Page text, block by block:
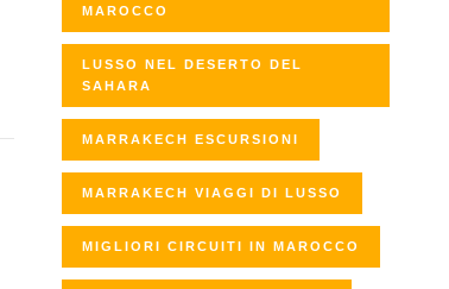
MAROCCO
LUSSO NEL DESERTO DEL
SAHARA
MARRAKECH ESCURSIONI
MARRAKECH VIAGGI DI LUSSO
MIGLIORI CIRCUITI IN MAROCCO